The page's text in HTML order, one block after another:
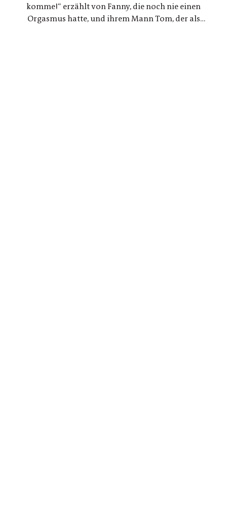
komme!“ erzählt von Fanny, die noch nie einen
Orgasmus hatte, und ihrem Mann Tom, der als